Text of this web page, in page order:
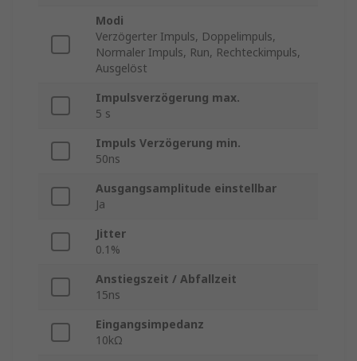
Modi
Verzögerter Impuls, Doppelimpuls,
Normaler Impuls, Run, Rechteckimpuls,
Ausgelöst
Impulsverzögerung max.
5 s
Impuls Verzögerung min.
50ns
Ausgangsamplitude einstellbar
Ja
Jitter
0.1%
Anstiegszeit / Abfallzeit
15ns
Eingangsimpedanz
10kΩ